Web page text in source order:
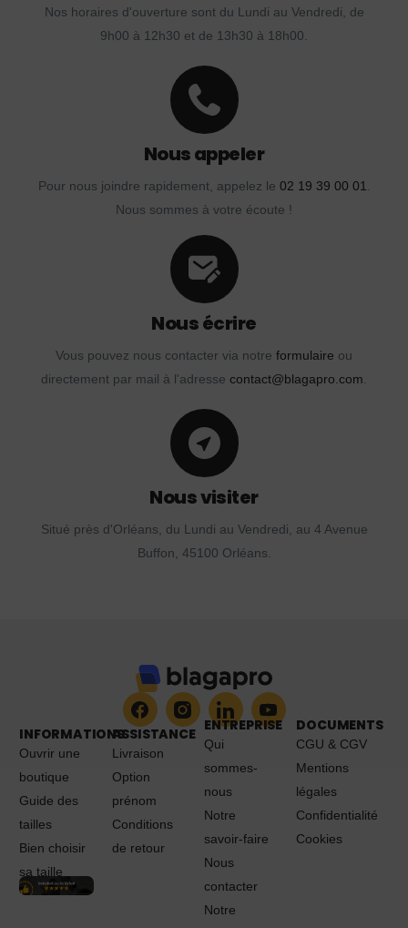
Nos horaires d'ouverture sont du Lundi au Vendredi, de
9h00 à 12h30 et de 13h30 à 18h00.
Nous appeler
Pour nous joindre rapidement, appelez le 02 19 39 00 01.
Nous sommes à votre écoute !
Nous écrire
Vous pouvez nous contacter via notre formulaire ou
directement par mail à l'adresse contact@blagapro.com.
Nous visiter
Situé près d'Orléans, du Lundi au Vendredi, au 4 Avenue
Buffon, 45100 Orléans.
INFORMATIONS
Ouvrir une
boutique
Guide des
tailles
Bien choisir
sa taille
ASSISTANCE
Livraison
Option
prénom
Conditions
de retour
ENTREPRISE
Qui
sommes-
nous
Notre
savoir-faire
Nous
contacter
Notre
DOCUMENTS
CGU & CGV
Mentions
légales
Confidentialité
Cookies